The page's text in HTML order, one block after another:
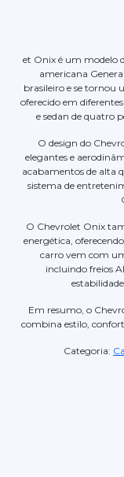
et Onix é um modelo
americana
brasileiro e se tornou
oferecido em
e sedan de quatro
O design do
elegantes e
acabamentos de alta
sistema de
O Chevrolet Onix
energética,
carro vem com
incluindo freios
Em resumo, o
combina estilo,
Categoria: